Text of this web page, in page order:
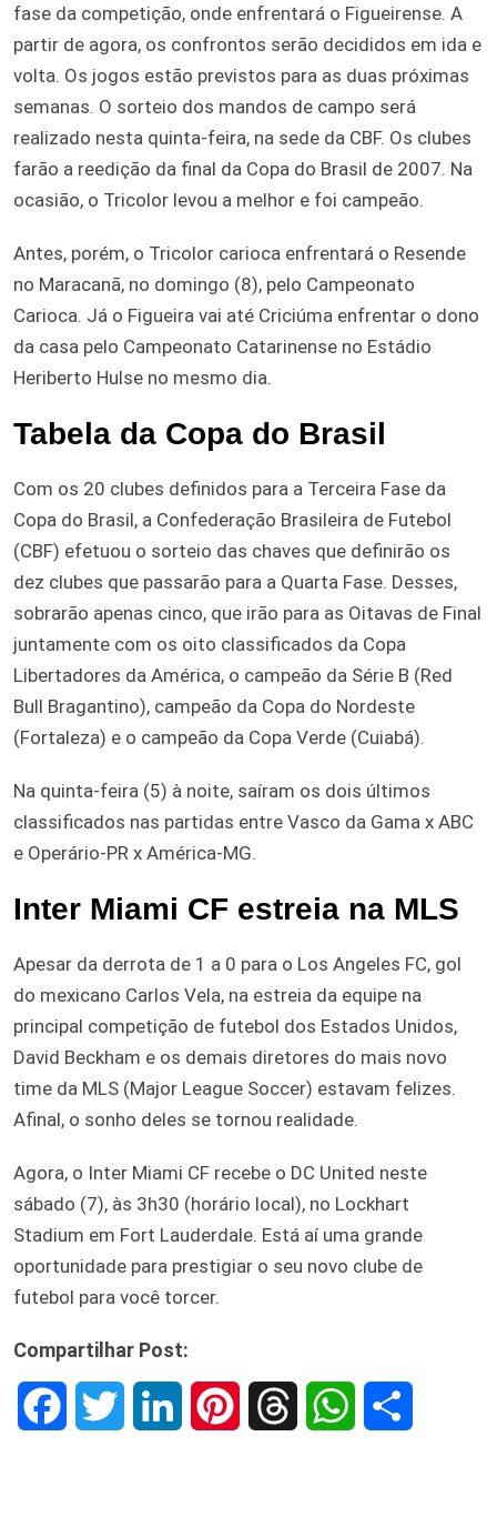
fase da competição, onde enfrentará o Figueirense. A
partir de agora, os confrontos serão decididos em ida e
volta. Os jogos estão previstos para as duas próximas
semanas. O sorteio dos mandos de campo será
realizado nesta quinta-feira, na sede da CBF. Os clubes
farão a reedição da final da Copa do Brasil de 2007. Na
ocasião, o Tricolor levou a melhor e foi campeão.
Antes, porém, o Tricolor carioca enfrentará o Resende
no Maracanã, no domingo (8), pelo Campeonato
Carioca. Já o Figueira vai até Criciúma enfrentar o dono
da casa pelo Campeonato Catarinense no Estádio
Heriberto Hulse no mesmo dia.
Tabela da Copa do Brasil
Com os 20 clubes definidos para a Terceira Fase da
Copa do Brasil, a Confederação Brasileira de Futebol
(CBF) efetuou o sorteio das chaves que definirão os
dez clubes que passarão para a Quarta Fase. Desses,
sobrarão apenas cinco, que irão para as Oitavas de Final
juntamente com os oito classificados da Copa
Libertadores da América, o campeão da Série B (Red
Bull Bragantino), campeão da Copa do Nordeste
(Fortaleza) e o campeão da Copa Verde (Cuiabá).
Na quinta-feira (5) à noite, saíram os dois últimos
classificados nas partidas entre Vasco da Gama x ABC
e Operário-PR x América-MG.
Inter Miami CF estreia na MLS
Apesar da derrota de 1 a 0 para o Los Angeles FC, gol
do mexicano Carlos Vela, na estreia da equipe na
principal competição de futebol dos Estados Unidos,
David Beckham e os demais diretores do mais novo
time da MLS (Major League Soccer) estavam felizes.
Afinal, o sonho deles se tornou realidade.
Agora, o Inter Miami CF recebe o DC United neste
sábado (7), às 3h30 (horário local), no Lockhart
Stadium em Fort Lauderdale. Está aí uma grande
oportunidade para prestigiar o seu novo clube de
futebol para você torcer.
Compartilhar Post: